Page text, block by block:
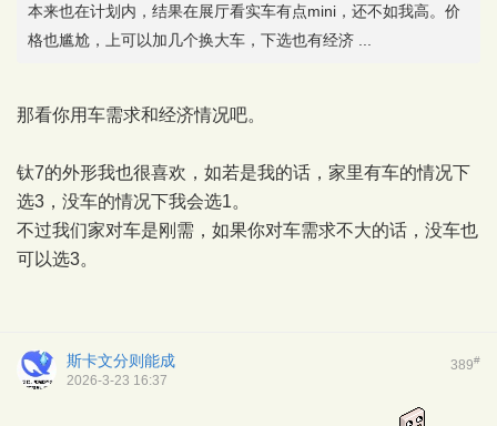
本来也在计划内，结果在展厅看实车有点mini，还不如我高。价
格也尴尬，上可以加几个换大车，下选也有经济 ...
那看你用车需求和经济情况吧。
钛7的外形我也很喜欢，如若是我的话，家里有车的情况下
选3，没车的情况下我会选1。
不过我们家对车是刚需，如果你对车需求不大的话，没车也
可以选3。
389#
斯卡文分则能成
2026-3-23 16:37